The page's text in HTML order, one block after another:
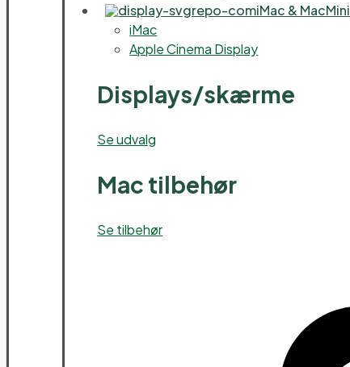
iMac & MacMini
iMac
Apple Cinema Display
Displays/skærme
Se udvalg
Mac tilbehør
Se tilbehør